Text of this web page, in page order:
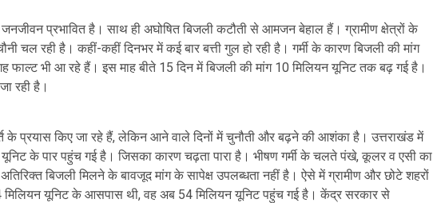
प्रभावित है। साथ ही अघोषित बिजली कटौती से आमजन बेहाल हैं। ग्रामीण क्षेत्रों के
चल रही है। कहीं-कहीं दिनभर में कई बार बत्ती गुल हो रही है। गर्मी के कारण बिजली की मांग
भी आ रहे हैं। इस माह बीते 15 दिन में बिजली की मांग 10 मिलियन यूनिट तक बढ़ गई है।
रही है।
के प्रयास किए जा रहे हैं, लेकिन आने वाले दिनों में चुनौती और बढ़ने की आशंका है। उत्तराखंड में
यूनिट के पार पहुंच गई है। जिसका कारण चढ़ता पारा है। भीषण गर्मी के चलते पंखे, कूलर व एसी का
बिजली मिलने के बावजूद मांग के सापेक्ष उपलब्धता नहीं है। ऐसे में ग्रामीण और छोटे शहरों
मिलियन यूनिट के आसपास थी, वह अब 54 मिलियन यूनिट पहुंच गई है। केंद्र सरकार से